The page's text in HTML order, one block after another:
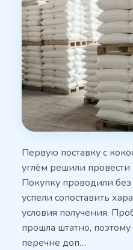
Первую поставку с
углём решили
Покупку проводили без
успели сопоставить
условия получения.
прошла штатно, поэтому
перечне доп…